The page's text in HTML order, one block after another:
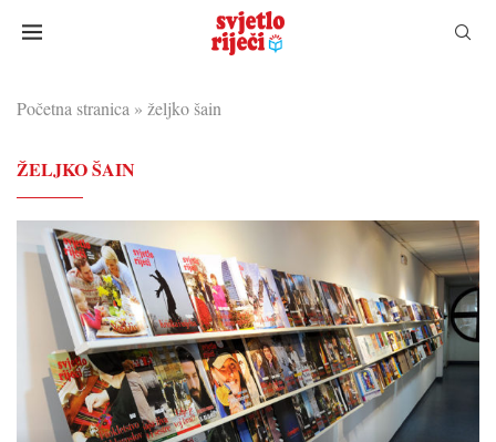
Početna stranica » željko šain
ŽELJKO ŠAIN